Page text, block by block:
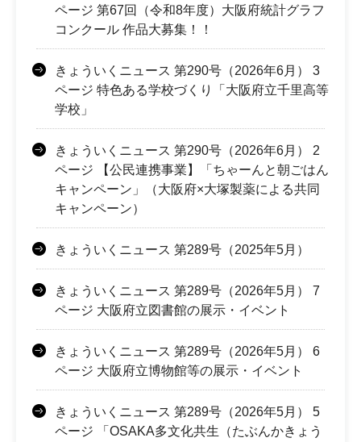
ページ 第67回（令和8年度）大阪府統計グラフ
コンクール 作品大募集！！
きょういくニュース 第290号（2026年6月） 3
ページ 特色ある学校づくり「大阪府立千里高等
学校」
きょういくニュース 第290号（2026年6月） 2
ページ 【公民連携事業】「ちゃーんと朝ごはん
キャンペーン」（大阪府×大塚製薬による共同
キャンペーン）
きょういくニュース 第289号（2025年5月）
きょういくニュース 第289号（2026年5月） 7
ページ 大阪府立図書館の展示・イベント
きょういくニュース 第289号（2026年5月） 6
ページ 大阪府立博物館等の展示・イベント
きょういくニュース 第289号（2026年5月） 5
ページ 「OSAKA多文化共生（たぶんかきょう